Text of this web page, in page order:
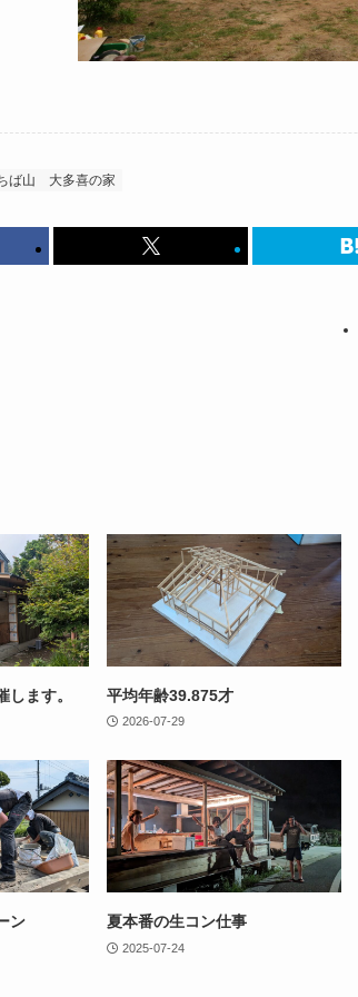
ば山 大多喜の家
ます。 平均年齢39.875才
2026-07-29
ン 夏本番の生コン仕事
2025-07-24